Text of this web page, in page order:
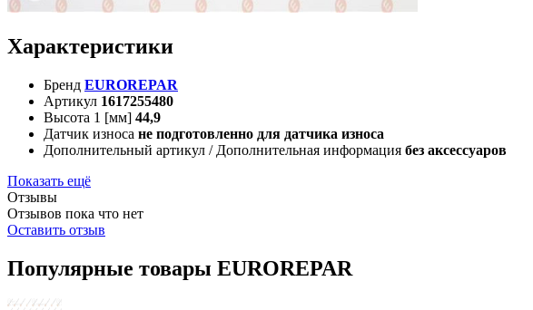
Характеристики
Бренд EUROREPAR
Артикул 1617255480
Высота 1 [мм] 44,9
Датчик износа не подготовленно для датчика износа
Дополнительный артикул / Дополнительная информация без аксессуаров
Показать ещё
Отзывы
Отзывов пока что нет
Оставить отзыв
Популярные товары EUROREPAR